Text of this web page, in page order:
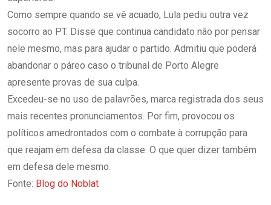
Como sempre quando se vê acuado, Lula pediu outra vez
socorro ao PT. Disse que continua candidato não por pensar
nele mesmo, mas para ajudar o partido. Admitiu que poderá
abandonar o páreo caso o tribunal de Porto Alegre
apresente provas de sua culpa.
Excedeu-se no uso de palavrões, marca registrada dos seus
mais recentes pronunciamentos. Por fim, provocou os
políticos amedrontados com o combate à corrupção para
que reajam em defesa da classe. O que quer dizer também
em defesa dele mesmo.
Fonte: Blog do Noblat